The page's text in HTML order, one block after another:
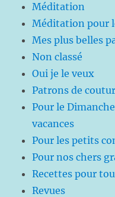
Méditation
Méditation pour
Mes plus belles
Non classé
Oui je le veux
Patrons de
Pour le
vacances
Pour les petits
Pour nos chers
Recettes pour
Revues